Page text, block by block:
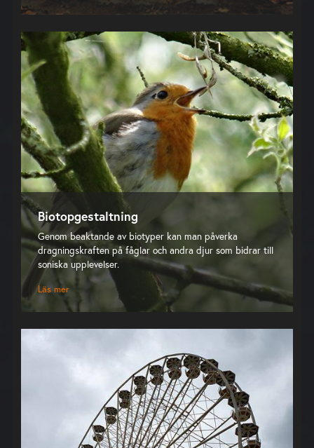
Biotopgestaltning
Genom beaktande av biotyper kan man påverka
dragningskraften på fåglar och andra djur som bidrar till
soniska upplevelser.
Läs mer